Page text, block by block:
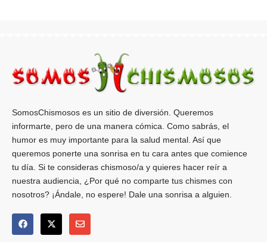
SomosChismosos es un sitio de diversión. Queremos
informarte, pero de una manera cómica. Como sabrás, el
humor es muy importante para la salud mental. Así que
queremos ponerte una sonrisa en tu cara antes que comience
tu día. Si te consideras chismoso/a y quieres hacer reír a
nuestra audiencia, ¿Por qué no comparte tus chismes con
nosotros? ¡Ándale, no espere! Dale una sonrisa a alguien.